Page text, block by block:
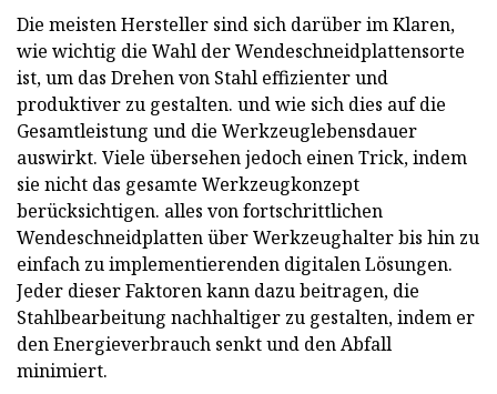
Die meisten Hersteller sind sich darüber im Klaren,
wie wichtig die Wahl der Wendeschneidplattensorte
ist, um das Drehen von Stahl effizienter und
produktiver zu gestalten. und wie sich dies auf die
Gesamtleistung und die Werkzeuglebensdauer
auswirkt. Viele übersehen jedoch einen Trick, indem
sie nicht das gesamte Werkzeugkonzept
berücksichtigen. alles von fortschrittlichen
Wendeschneidplatten über Werkzeughalter bis hin zu
einfach zu implementierenden digitalen Lösungen.
Jeder dieser Faktoren kann dazu beitragen, die
Stahlbearbeitung nachhaltiger zu gestalten, indem er
den Energieverbrauch senkt und den Abfall
minimiert.